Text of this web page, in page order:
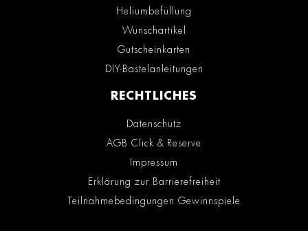
Heliumbefüllung
Wunschartikel
Gutscheinkarten
DIY-Bastelanleitungen
RECHTLICHES
Datenschutz
AGB Click & Reserve
Impressum
Erklärung zur Barrierefreiheit
Teilnahmebedingungen Gewinnspiele